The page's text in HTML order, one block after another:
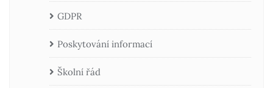
GDPR
Poskytování informací
Školní řád